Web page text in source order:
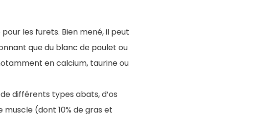
les furets. Bien mené, il peut
que du blanc de poulet ou
en calcium, taurine ou
différents types abats, d’os
(dont 10% de gras et